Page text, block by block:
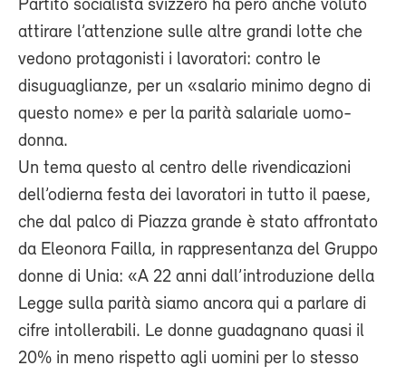
Partito socialista svizzero ha però anche voluto
attirare l’attenzione sulle altre grandi lotte che
vedono protagonisti i lavoratori: contro le
disuguaglianze, per un «salario minimo degno di
questo nome» e per la parità salariale uomo-
donna.
Un tema questo al centro delle rivendicazioni
dell’odierna festa dei lavoratori in tutto il paese,
che dal palco di Piazza grande è stato affrontato
da Eleonora Failla, in rappresentanza del Gruppo
donne di Unia: «A 22 anni dall’introduzione della
Legge sulla parità siamo ancora qui a parlare di
cifre intollerabili. Le donne guadagnano quasi il
20% in meno rispetto agli uomini per lo stesso